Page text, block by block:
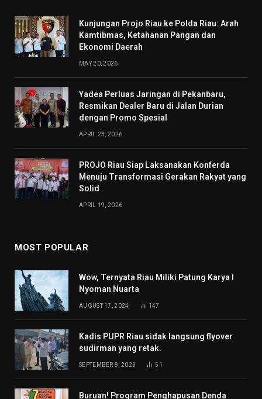
Kunjungan Projo Riau ke Polda Riau: Arah
Kamtibmas, Ketahanan Pangan dan
Ekonomi Daerah
MAY 20, 2026
Yadea Perluas Jaringan di Pekanbaru,
Resmikan Dealer Baru di Jalan Durian
dengan Promo Spesial
APRIL 23, 2026
PROJO Riau Siap Laksanakan Konferda
Menuju Transformasi Gerakan Rakyat yang
Solid
APRIL 19, 2026
MOST POPULAR
Wow, Ternyata Riau Miliki Patung Karya I
Nyoman Nuarta
AUGUST 17, 2024 147
Kadis PUPR Riau sidak langsung flyover
sudirman yang retak.
SEPTEMBER 8, 2023 51
Buruan! Program Penghapusan Denda